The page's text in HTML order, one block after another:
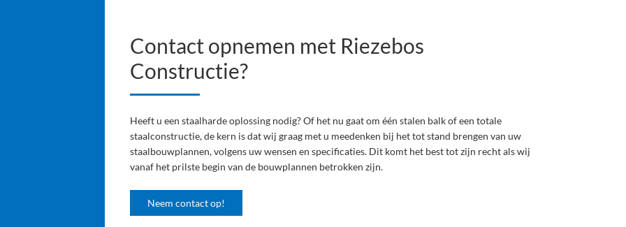
Contact opnemen met Riezebos
Constructie?
Heeft u een staalharde oplossing nodig? Of het nu gaat om één stalen balk of een totale
staalconstructie, de kern is dat wij graag met u meedenken bij het tot stand brengen van uw
staalbouwplannen, volgens uw wensen en specificaties. Dit komt het best tot zijn recht als wij
vanaf het prilste begin van de bouwplannen betrokken zijn.
Neem contact op!